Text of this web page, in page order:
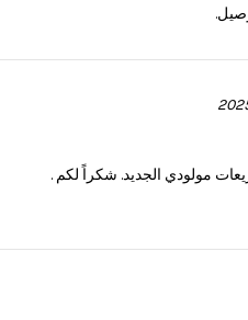
مولودي الجديد. شكراً لكم .